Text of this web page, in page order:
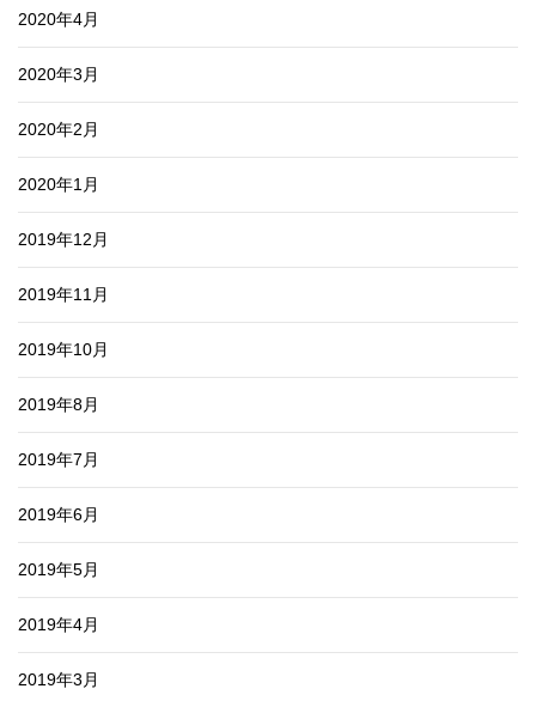
2020年4月
2020年3月
2020年2月
2020年1月
2019年12月
2019年11月
2019年10月
2019年8月
2019年7月
2019年6月
2019年5月
2019年4月
2019年3月